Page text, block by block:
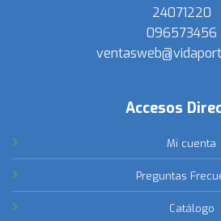
24071220
096573456
Accesos
Mi cuenta
Preguntas
Catálogo